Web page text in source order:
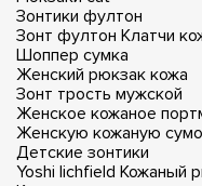
Зонтики фултон
Зонт фултон Клатчи
Шоппер сумка
Женский рюкзак кожа
Зонт трость мужской
Женское кожаное
Женскую кожаную
Детские зонтики
Yoshi lichfield Кожаный